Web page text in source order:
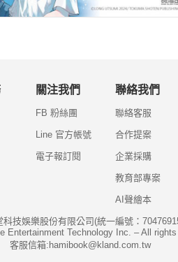
關注我們
FB 粉絲團
Line 官方帳號
電子報訂閱
聯絡我們
聯絡客服
合作提案
企業採購
教育部專案
AI聲繪本
科技娛樂股份有限公司(統一編號：
Entertainment Technology Inc. – All
客服信箱:hamibook@kland.com.tw